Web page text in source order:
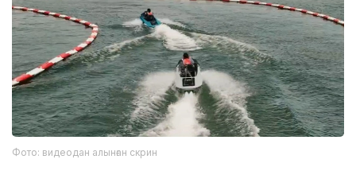
Фото: видеодан алынған скрин